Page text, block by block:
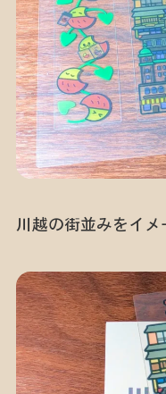
川越の街並みをイメ